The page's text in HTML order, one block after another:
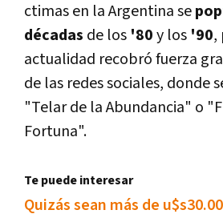
ctimas en la Argentina se
décadas de los '80y los '90,
actualidad recobró fuerza
de las redes sociales, donde
"Telar de la Abundancia" o
Fortuna".
Te puede interesar
Quizás sean más de